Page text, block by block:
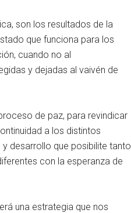
son los resultados de la
que funciona para los
cuando no al
y dejadas al vaivén de
de paz, para revindicar
a los distintos
desarrollo que posibilite tanto
con la esperanza de
una estrategia que nos